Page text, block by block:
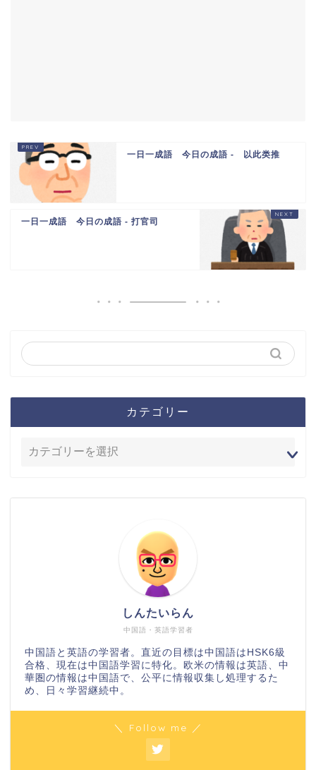
一日一成語 今日の成語 - 以此类推
一日一成語 今日の成語 - 打官司
カテゴリー
中国語・英語学習者
しんたいらん
中国語と英語の学習者。直近の目標は中国語はHSK6級
合格、現在は中国語学習に特化。欧米の情報は英語、中
華圏の情報は中国語で、公平に情報収集し処理するた
め、日々学習継続中。
＼ Follow me ／